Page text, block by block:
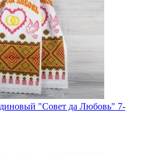
"Совет да Любовь" 7-